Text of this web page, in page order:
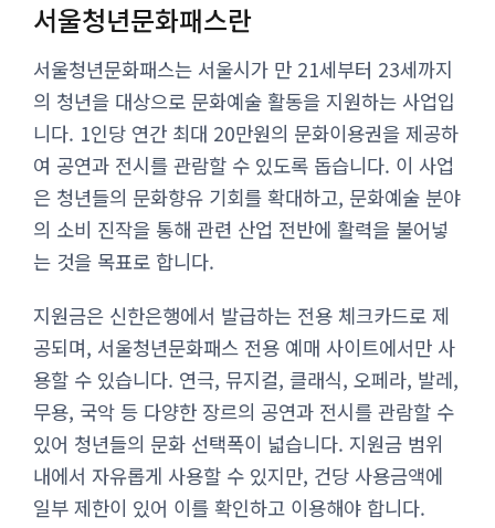
서울청년문화패스란
서울청년문화패스는 서울시가 만 21세부터 23세까지
의 청년을 대상으로 문화예술 활동을 지원하는 사업입
니다. 1인당 연간 최대 20만원의 문화이용권을 제공하
여 공연과 전시를 관람할 수 있도록 돕습니다. 이 사업
은 청년들의 문화향유 기회를 확대하고, 문화예술 분야
의 소비 진작을 통해 관련 산업 전반에 활력을 불어넣
는 것을 목표로 합니다.
지원금은 신한은행에서 발급하는 전용 체크카드로 제
공되며, 서울청년문화패스 전용 예매 사이트에서만 사
용할 수 있습니다. 연극, 뮤지컬, 클래식, 오페라, 발레,
무용, 국악 등 다양한 장르의 공연과 전시를 관람할 수
있어 청년들의 문화 선택폭이 넓습니다. 지원금 범위
내에서 자유롭게 사용할 수 있지만, 건당 사용금액에
일부 제한이 있어 이를 확인하고 이용해야 합니다.